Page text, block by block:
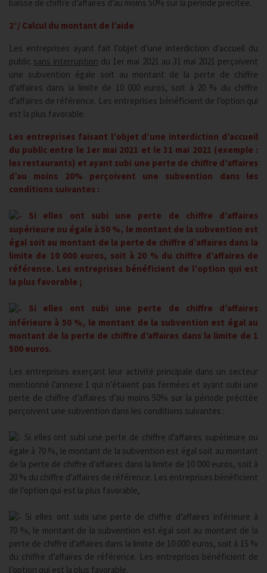
baisse de chiffre d’affaires d’au moins 50% sur la période précitée.
2°/ Calcul du montant de l’aide
Les entreprises ayant fait l’objet d’une interdiction d’accueil du
public sans interruption du 1er mai 2021 au 31 mai 2021 perçoivent
une subvention égale soit au montant de la perte de chiffre
d’affaires dans la limite de 10 000 euros, soit à 20 % du chiffre
d’affaires de référence. Les entreprises bénéficient de l’option qui
est la plus favorable.
Les entreprises faisant l’objet d’une interdiction d’accueil
du public entre le 1er mai 2021 et le 31 mai 2021 (exemple :
les restaurants) et ayant subi une perte de chiffre d’affaires
d’au moins 20% perçoivent une subvention dans les
conditions suivantes :
Si elles ont subi une perte de chiffre d’affaires
supérieure ou égale à 50 %, le montant de la subvention est
égal soit au montant de la perte de chiffre d’affaires dans la
limite de 10 000 euros, soit à 20 % du chiffre d’affaires de
référence. Les entreprises bénéficient de l’option qui est
la plus favorable ;
Si elles ont subi une perte de chiffre d’affaires
inférieure à 50 %, le montant de la subvention est égal au
montant de la perte de chiffre d’affaires dans la limite de 1
500 euros.
Les entreprises exerçant leur activité principale dans un secteur
mentionné l’annexe 1 qui n’étaient pas fermées et ayant subi une
perte de chiffre d’affaires d’au moins 50% sur la période précitée
perçoivent une subvention dans les conditions suivantes :
Si elles ont subi une perte de chiffre d’affaires supérieure ou
égale à 70 %, le montant de la subvention est égal soit au montant
de la perte de chiffre d’affaires dans la limite de 10 000 euros, soit à
20 % du chiffre d’affaires de référence. Les entreprises bénéficient
de l’option qui est la plus favorable,
Si elles ont subi une perte de chiffre d’affaires inférieure à
70 %, le montant de la subvention est égal soit au montant de la
perte de chiffre d’affaires dans la limite de 10 000 euros, soit à 15 %
du chiffre d’affaires de référence. Les entreprises bénéficient de
l’option qui est la plus favorable.